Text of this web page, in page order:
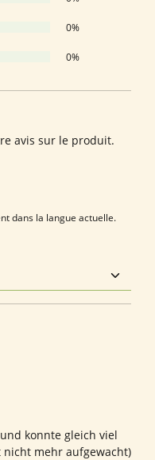
0%
0%
avis sur le produit.
dans la langue actuelle.
konnte gleich viel
mehr aufgewacht)